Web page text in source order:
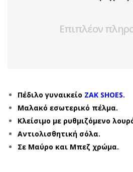
Επιπλέον
Πέδιλο γυναικείο ZAK SHOES.
Μαλακό εσωτερικό πέλμα.
Κλείσιμο με ρυθμιζόμενο
Αντιολισθητική σόλα.
Σε Μαύρο και Μπεζ χρώμα.